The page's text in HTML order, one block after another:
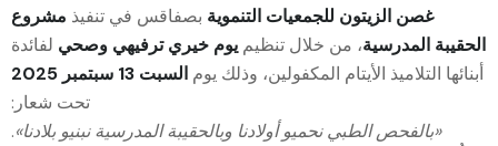
غصن الزيتون للجمعيات التنموية بصفاقس في تنفيذ مشروع
الحقيبة المدرسية، من خلال تنظيم يوم خيري ترفيهي وصحي لفائدة
أبنائها التلاميذ الأيتام المكفولين، وذلك يوم السبت 13 سبتمبر 2025
تحت شعار:
«بالفحص الطبي نحميو أولادنا وبالحقيبة المدرسية نبنيو بلادنا».